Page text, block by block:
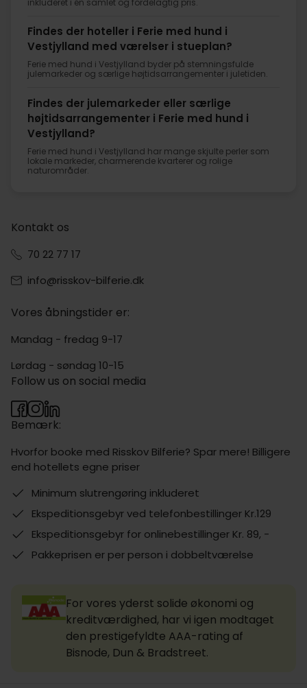
Findes der hoteller i Ferie med hund i
Vestjylland med værelser i stueplan?
Ferie med hund i Vestjylland byder på stemningsfulde
julemarkeder og særlige højtidsarrangementer i juletiden.
Findes der julemarkeder eller særlige
højtidsarrangementer i Ferie med hund i
Vestjylland?
Ferie med hund i Vestjylland har mange skjulte perler som
lokale markeder, charmerende kvarterer og rolige
naturområder.
Kontakt os
70 22 77 17
info@risskov-bilferie.dk
Vores åbningstider er:
Mandag - fredag 9-17
Lørdag - søndag 10-15
Bemærk:
Hvorfor booke med Risskov Bilferie? Spar mere! Billigere
end hotellets egne priser
Minimum slutrengøring inkluderet
Ekspeditionsgebyr ved telefonbestillinger Kr.129
Ekspeditionsgebyr for onlinebestillinger Kr. 89, -
Pakkeprisen er per person i dobbeltværelse
Follow us on social media
For vores yderst solide økonomi og
kreditværdighed, har vi igen modtaget
den prestigefyldte AAA-rating af
Bisnode, Dun & Bradstreet.